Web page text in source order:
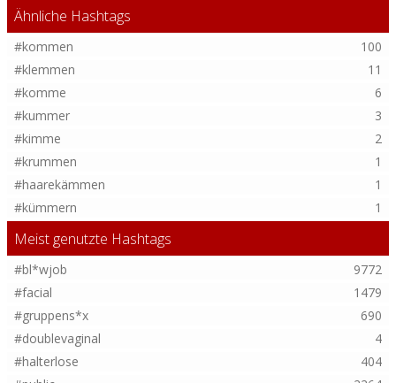
Ähnliche Hashtags
#kommen
100
#klemmen
11
#komme
6
#kummer
3
#kimme
2
#krummen
1
#haarekämmen
1
#kümmern
1
Meist genutzte Hashtags
#bl*wjob
9772
#facial
1479
#gruppens*x
690
#doublevaginal
4
#halterlose
404